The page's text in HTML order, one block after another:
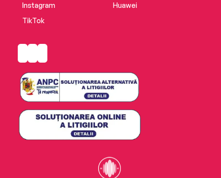
Instagram
TikTok
Huawei